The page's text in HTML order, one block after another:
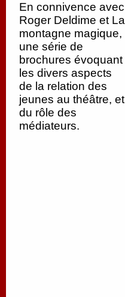
En connivence avec
Roger Deldime et La
montagne magique,
une série de
brochures évoquant
les divers aspects
de la relation des
jeunes au théâtre, et
du rôle des
médiateurs.